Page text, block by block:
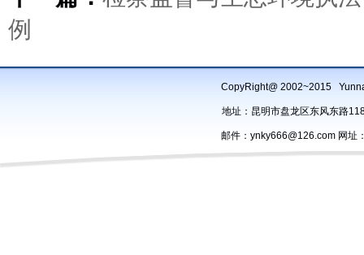
例
CopyRight@ 2002~2015
地址：昆明市盘龙区东风东路
邮件：ynky666@126.com 网址